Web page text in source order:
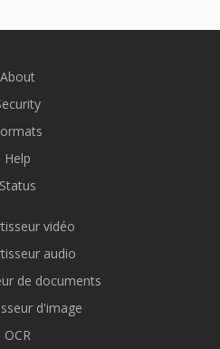
About
Help
Status
vidéo
audio
de documents
d'image
OCR